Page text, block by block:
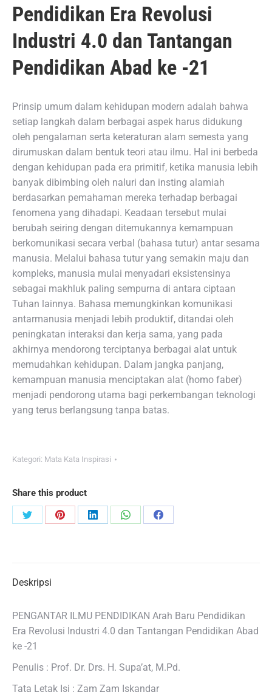
Pendidikan Era Revolusi
Industri 4.0 dan Tantangan
Pendidikan Abad ke -21
Prinsip umum dalam kehidupan modern adalah bahwa
setiap langkah dalam berbagai aspek harus didukung
oleh pengalaman serta keteraturan alam semesta yang
dirumuskan dalam bentuk teori atau ilmu. Hal ini berbeda
dengan kehidupan pada era primitif, ketika manusia lebih
banyak dibimbing oleh naluri dan insting alamiah
berdasarkan pemahaman mereka terhadap berbagai
fenomena yang dihadapi. Keadaan tersebut mulai
berubah seiring dengan ditemukannya kemampuan
berkomunikasi secara verbal (bahasa tutur) antar sesama
manusia. Melalui bahasa tutur yang semakin maju dan
kompleks, manusia mulai menyadari eksistensinya
sebagai makhluk paling sempurna di antara ciptaan
Tuhan lainnya. Bahasa memungkinkan komunikasi
antarmanusia menjadi lebih produktif, ditandai oleh
peningkatan interaksi dan kerja sama, yang pada
akhirnya mendorong terciptanya berbagai alat untuk
memudahkan kehidupan. Dalam jangka panjang,
kemampuan manusia menciptakan alat (homo faber)
menjadi pendorong utama bagi perkembangan teknologi
yang terus berlangsung tanpa batas.
Kategori: Mata Kata Inspirasi
Share this product
Share
Share
Share
Share
Share
Deskripsi
PENGANTAR ILMU PENDIDIKAN Arah Baru Pendidikan
Era Revolusi Industri 4.0 dan Tantangan Pendidikan Abad
ke -21
Penulis : Prof. Dr. Drs. H. Supa’at, M.Pd.
Tata Letak Isi : Zam Zam Iskandar